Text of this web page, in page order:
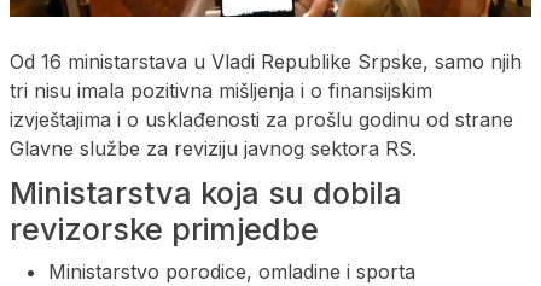
Od 16 ministarstava u Vladi Republike Srpske, samo njih
tri nisu imala pozitivna mišljenja i o finansijskim
izvještajima i o usklađenosti za prošlu godinu od strane
Glavne službe za reviziju javnog sektora RS.
Ministarstva koja su dobila
revizorske primjedbe
Ministarstvo porodice, omladine i sporta